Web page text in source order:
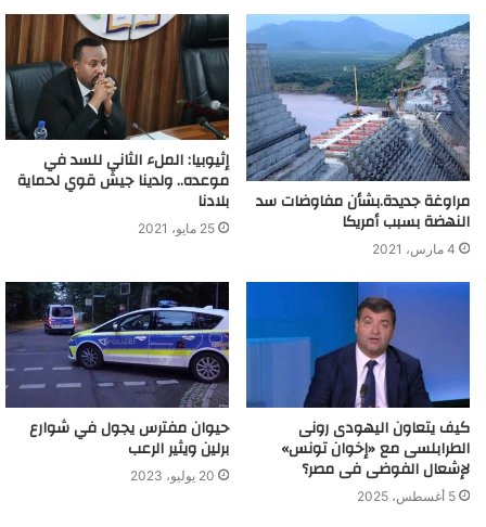
مراوغة جديدة.بشأن مفاوضات سد
النهضة بسبب أمريكا
4 مارس، 2021
إثيوبيا: الملء الثاني للسد في
موعده.. ولدينا جيش قوي لحماية
بلادنا
25 مايو، 2021
كيف يتعاون اليهودى رونى
الطرابلسى مع «إخوان تونس»
لإشعال الفوضى فى مصر؟
5 أغسطس، 2025
حيوان مفترس يجول في شوارع
برلين ويثير الرعب
20 يوليو، 2023